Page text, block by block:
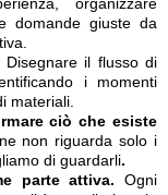
domande giuste da
Disegnare il flusso di
i momenti
materiali.
ciò che esiste
non riguarda solo i
di guardarli.
parte attiva. Ogni